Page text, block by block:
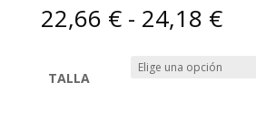
22,66 € - 24,18 €
de
TALLA